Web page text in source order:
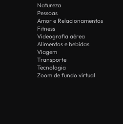
Natureza
Pessoas
Amor e Relacionamentos
Fitness
Videografia aérea
Alimentos e bebidas
Viagem
Transporte
Tecnologia
Zoom de fundo virtual